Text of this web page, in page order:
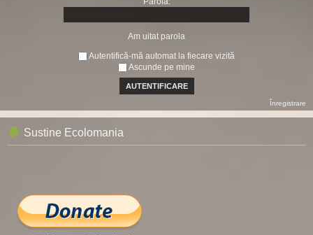
Am uitat parola
Autentifică-mă automat la fiecare vizită
Ascunde pe mine
Înregistrare
Sustine Ecolomania